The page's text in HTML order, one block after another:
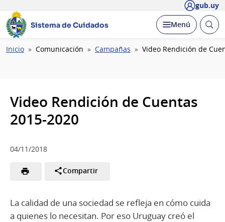
gub.uy
Sistema de Cuidados Desplegar
Menú Abrir
Ruta
Inicio Comunicación Campañas Video Rendición de
Video Rendición de Cuentas
2015-2020
04/11/2018
Compartir
La calidad de una sociedad se refleja en cómo cuida
a quienes lo necesitan. Por eso Uruguay creó el